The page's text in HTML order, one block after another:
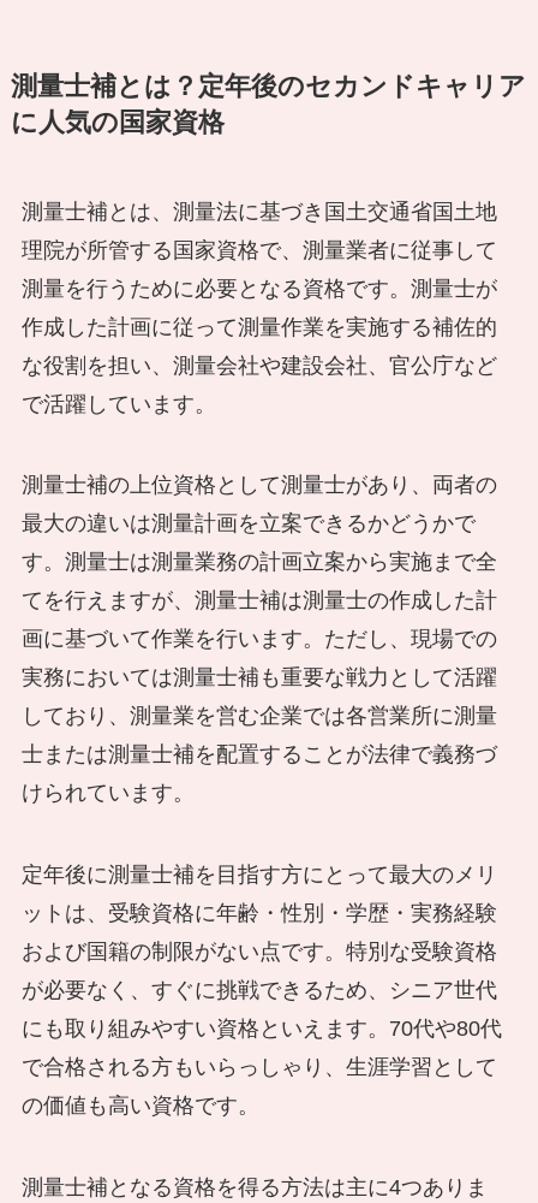
測量士補とは？定年後のセカンドキャリア
に人気の国家資格
測量士補とは、測量法に基づき国土交通省国土地
理院が所管する国家資格で、測量業者に従事して
測量を行うために必要となる資格です。測量士が
作成した計画に従って測量作業を実施する補佐的
な役割を担い、測量会社や建設会社、官公庁など
で活躍しています。
測量士補の上位資格として測量士があり、両者の
最大の違いは測量計画を立案できるかどうかで
す。測量士は測量業務の計画立案から実施まで全
てを行えますが、測量士補は測量士の作成した計
画に基づいて作業を行います。ただし、現場での
実務においては測量士補も重要な戦力として活躍
しており、測量業を営む企業では各営業所に測量
士または測量士補を配置することが法律で義務づ
けられています。
定年後に測量士補を目指す方にとって最大のメリ
ットは、受験資格に年齢・性別・学歴・実務経験
および国籍の制限がない点です。特別な受験資格
が必要なく、すぐに挑戦できるため、シニア世代
にも取り組みやすい資格といえます。70代や80代
で合格される方もいらっしゃり、生涯学習として
の価値も高い資格です。
測量士補となる資格を得る方法は主に4つありま